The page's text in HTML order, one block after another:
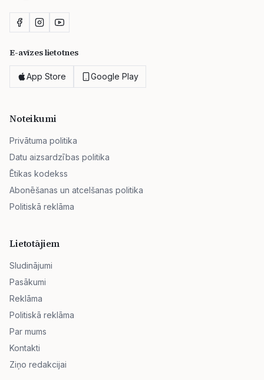
E-avīzes lietotnes
App Store Google Play
Noteikumi
Privātuma politika
Datu aizsardzības politika
Ētikas kodekss
Abonēšanas un atcelšanas politika
Politiskā reklāma
Lietotājiem
Sludinājumi
Pasākumi
Reklāma
Politiskā reklāma
Par mums
Kontakti
Ziņo redakcijai